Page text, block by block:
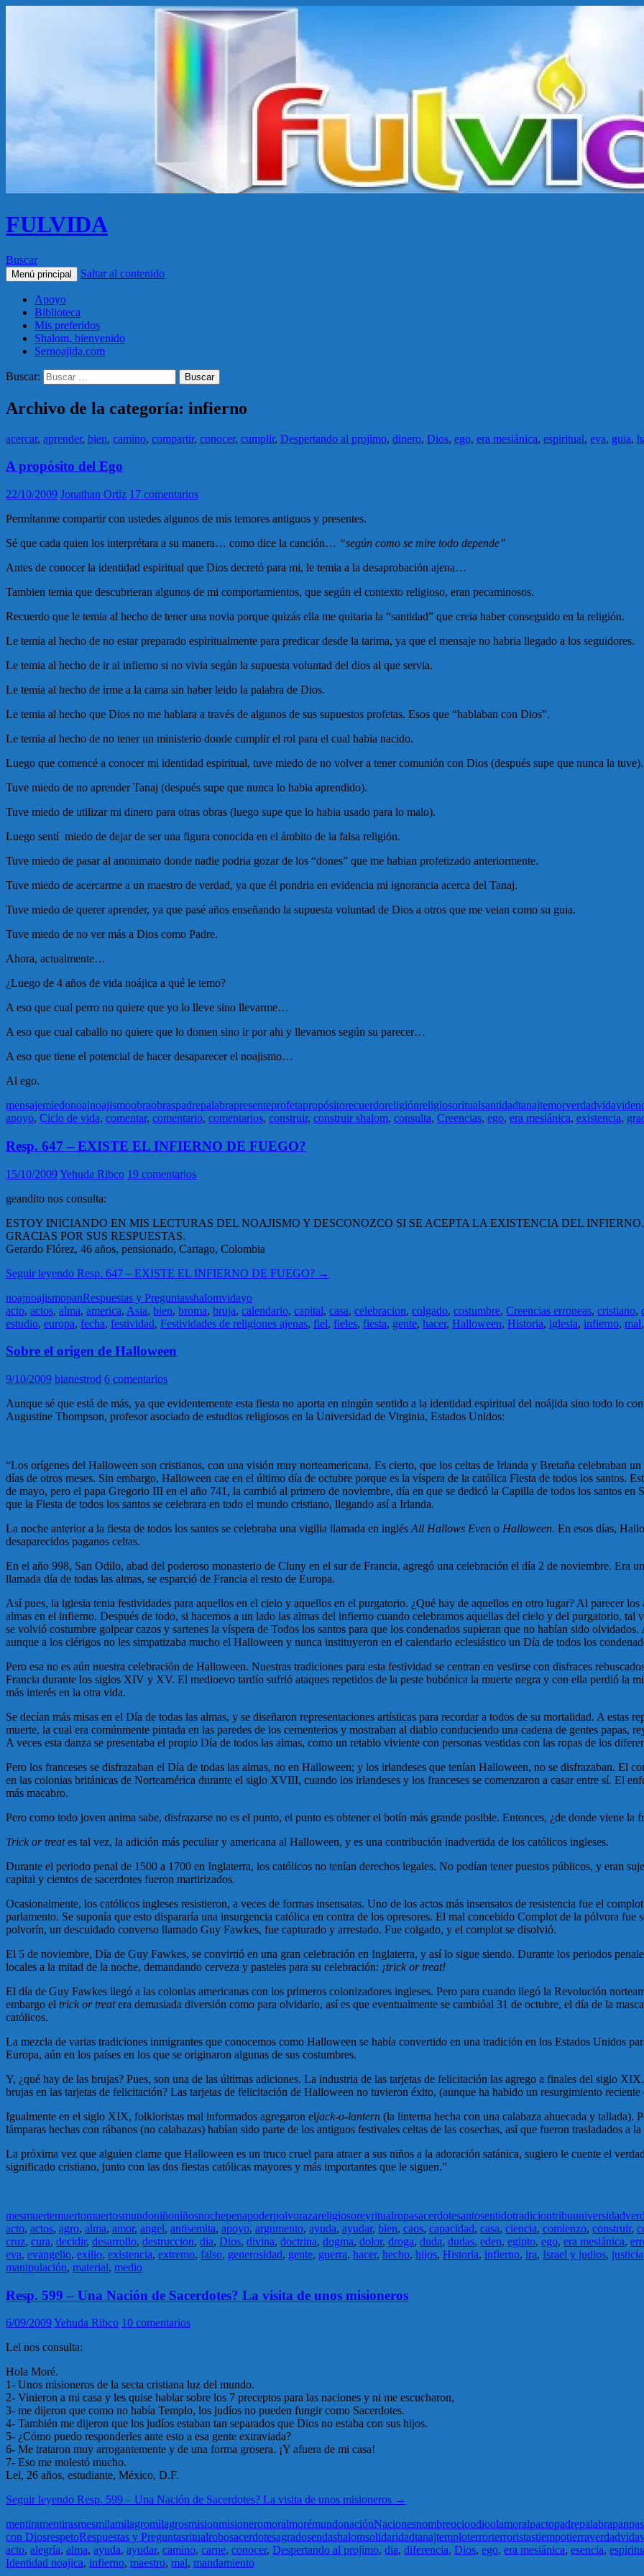
FULVIDA
Buscar
Menú principal Saltar al contenido
Apoyo
Biblioteca
Mis preferidos
Shalom, bienvenido
Sernoajida.com
Buscar:
Archivo de la categoría: infierno
acercar, aprender, bien, camino, compartir, conocer, cumplir, Despertando al projimo, dinero, Dios, ego, era mesiánica, espiritual, eva, guia,
A propósito del Ego
22/10/2009 Jonathan Ortiz 17 comentarios
Permítanme compartir con ustedes algunos de mis temores antiguos y presentes.
Sé que cada quien los interprétara a su manera… como dice la canción… “según como se mire todo depende”
Antes de conocer la identidad espiritual que Dios decretó para mi, le temia a la desaprobación ajena…
Tambien temia que descubrieran algunos de mi comportamientos, que según el contexto religioso, eran pecaminosos.
Recuerdo que le temia al hecho de tener una novia porque quizás ella me quitaria la “santidad” que creia haber conseguido en la religión.
Le temia al hecho de no estar preparado espiritualmente para predicar desde la tarima, ya que el mensaje no habria llegado a los seguidores.
Le temia al hecho de ir al infierno si no vivia según la supuesta voluntad del dios al que servia.
Le temia al hecho de irme a la cama sin haber leido la palabra de Dios.
Le temia al hecho que Dios no me hablara a través de algunos de sus supuestos profetas. Esos que “hablaban con Dios”.
Le temia al hecho de no tener un ministerio donde cumplir el rol para el cual habia nacido.
Luego que comencé a conocer mi identidad espiritual, tuve miedo de no volver a tener comunión con Dios (después supe que nunca la tuve).
Tuve miedo de no aprender Tanaj (después supe que nunca lo habia aprendido).
Tuve miedo de utilizar mi dinero para otras obras (luego supe que lo habia usado para lo malo).
Luego sentí miedo de dejar de ser una figura conocida en el ámbito de la falsa religión.
Tuve miedo de pasar al anonimato donde nadie podria gozar de los “dones” que me habian profetizado anteriormente.
Tuve miedo de acercarme a un maestro de verdad, ya que él pondria en evidencia mi ignorancia acerca del Tanaj.
Tuve miedo de querer aprender, ya que pasé años enseñando la supuesta voluntad de Dios a otros que me veian como su guia.
Tuve miedo de no ver más a Dios como Padre.
Ahora, actualmente…
¿Luego de 4 años de vida noájica a qué le temo?
A eso que cual perro no quiere que yo lo lleve sino llevarme…
A eso que cual caballo no quiere que lo domen sino ir por ahi y llevarnos según su parecer…
A eso que tiene el potencial de hacer desaparecer el noajismo…
Al ego.
mensajemiedonoajnoajismoobraobraspadrepalabrapresenteprofetapropósitorecuerdoreligiónreligiosoritualsantidadtanajtemorverdadvida
apoyo, Ciclo de vida, comentar, comentario, comentarios, construir, construir shalom, consulta, Creencias, ego, era mesiánica, existencia,
Resp. 647 – EXISTE EL INFIERNO DE FUEGO?
15/10/2009Yehuda Ribco 19 comentarios
geandito nos consulta:
ESTOY INICIANDO EN MIS LECTURAS DEL NOAJISMO Y DESCONOZCO SI SE ACEPTA LA EXISTENCIA DEL INFIERNO.
GRACIAS POR SUS RESPUESTAS.
Gerardo Flórez, 46 años, pensionado, Cartago, Colombia
Seguir leyendo Resp. 647 – EXISTE EL INFIERNO DE FUEGO? →
noajnoajismopanRespuestas y Preguntasshalomvidayo
acto, actos, alma, america, Asia, bien, broma, bruja, calendario, capital, casa, celebracion, colgado, costumbre, Creencias erroneas, cristiano,
estudio, europa, fecha, festividad, Festividades de religiones ajenas, fiel, fieles, fiesta, gente, hacer, Halloween, Historia, iglesia, infierno, mal,
Sobre el origen de Halloween
9/10/2009 blanestrod 6 comentarios
Aunque sé que está de más, ya que evidentemente esta fiesta no aporta en ningún sentido a la identidad espiritual del noájida sino todo lo
Augustine Thompson, profesor asociado de estudios religiosos en la Universidad de Virginia, Estados Unidos:
“Los orígenes del Halloween son cristianos, con una visión muy norteamericana. Es cierto, que los celtas de Irlanda y Bretaña celebraban
días de otros meses. Sin embargo, Halloween cae en el último día de octubre porque es la víspera de la católica Fiesta de todos los santos.
de mayo, pero el papa Gregorio III en el año 741, la cambió al primero de noviembre, día en que se dedicó la Capilla de todos los santos
que la Fiesta de todos los santos se celebrara en todo el mundo cristiano, llegando así a Irlanda.
La noche anterior a la fiesta de todos los santos se celebraba una vigilia llamada en inglés All Hallows Even o Halloween. En esos días,
desaparecidos paganos celtas.
En el año 998, San Odilo, abad del poderoso monasterio de Cluny en el sur de Francia, agregó una celebración el día 2 de noviembre. Era
llamada día de todas las almas, se esparció de Francia al resto de Europa.
Así pues, la iglesia tenia festividades para aquellos en el cielo y aquellos en el purgatorio. ¿Qué hay de aquellos en otro lugar? Al parecer
almas en el infierno. Después de todo, si hacemos a un lado las almas del infierno cuando celebramos aquellas del cielo y del purgatorio, tal
se volvió costumbre golpear cazos y sartenes la víspera de Todos los santos para que los condenados supieran que no habían sido
aunque a los clérigos no les simpatizaba mucho el Halloween y nunca instituyeron en el calendario eclesiástico un Día de todos los
Pero esa no es aún nuestra celebración de Halloween. Nuestras tradiciones para esta festividad se centran en vestirse con disfraces
Francia durante los siglos XIV y XV. El medioevo tardío sufrió ataques repetidos de la peste bubónica la muerte negra y con ella perdió la
más interés en la otra vida.
Se decían más misas en el Día de todas las almas, y se diseñaron representaciones artísticas para recordar a todos de su mortalidad. A estas
muerte, la cual era comúnmente pintada en las paredes de los cementerios y mostraban al diablo conduciendo una cadena de gentes papas,
A veces esta danza se presentaba el propio Día de todos las almas, como un retablo viviente con personas vestidas con las ropas de los
Pero los franceses se disfrazaban el Día de todas las almas, no en Halloween; y los irlandeses que tenían Halloween, no se disfrazaban. El
en las colonias británicas de Norteamérica durante el siglo XVIII, cuando los irlandeses y los franceses se comenzaron a casar entre sí. El
más macabro.
Pero como todo joven anima sabe, disfrazarse no es el punto, el punto es obtener el botín más grande posible. Entonces, ¿de donde viene la
Trick or treates tal vez, la adición más peculiar y americana al Halloween, y es una contribución inadvertida de los católicos ingleses.
Durante el periodo penal de 1500 a 1700 en Inglaterra, los católicos no tenían derechos legales. No podían tener puestos públicos, y eran
capital y cientos de sacerdotes fueron martirizados.
Ocasionalmente, los católicos ingleses resistieron, a veces de formas insensatas. Uno de los actos más insensatos de resistencia fue el
parlamento. Se suponía que esto dispararía una insurgencia católica en contra de los opresores. El mal concebido Complot de la pólvora
polvorín, un descuidado converso llamado Guy Fawkes, fue capturado y arrestado. Fue colgado, y el complot se disolvió.
El 5 de noviembre, Día de Guy Fawkes, se convirtió en una gran celebración en Inglaterra, y así lo sigue siendo. Durante los periodos
locales a la mitad de la noche, demandando cerveza y pasteles para su celebración: ¡trick or treat!
El día de Guy Fawkes llegó a las colonias americanas con los primeros colonizadores ingleses. Pero para cuando llegó la Revolución
embargo el trick or treatera demasiada diversión como para olvidarlo, así es que eventualmente se cambióal 31 de octubre, el día de la
católicos.
La mezcla de varias tradiciones inmigrantes que conocemos como Halloween se había convertido en una tradición en los Estados Unidos
Europa, aún en los países en los que se originaron algunas de sus costumbres.
Y, ¿qué hay de las brujas? Pues, son una de las últimas adiciones. La industria de las tarjetas de felicitación las agrego a finales del siglo
brujas en las tarjetas de felicitación? Las tarjetas de felicitación de Halloween no tuvieron éxito, (aunque ha habido un resurgimiento
Igualmente en el siglo XIX, folkloristas mal informados agregaron eljack-o-lantern (la linterna hecha con una calabaza ahuecada y tallada).
lámparas hechas con rábanos (no calabazas) habían sido parte de los antiguos festivales celtas de las cosechas, así que fueron trasladados a
La próxima vez que alguien clame que Halloween es un truco cruel para atraer a sus niños a la adoración satánica, sugiero le cuente el
significado cristiano, junto con las dos fiestas católicas mayores y más importantes que le siguen.”
mesmuertemuertomuertosmundoniñoniñosnochepenapoderpolvorazareligiosoreyritualropasacerdotesantosentidotradiciontribuuniversidad
acto, actos, agro, alma, amor, angel, antisemita, apoyo, argumento, ayuda, ayudar, bien, caos, capacidad, casa, ciencia, comienzo, construir,
cruz, cura, decidir, desarrollo, destruccion, dia, Dios, divina, doctrina, dogma, dolor, droga, duda, dudas, eden, egipto, ego, era mesiánica,
eva, evangelio, exilio, existencia, extremo, falso, generosidad, gente, guerra, hacer, hecho, hijos, Historia, infierno, ira, Israel y judios, justicia
manipulación, material, medio
Resp. 599 – Una Nación de Sacerdotes? La visita de unos misioneros
6/09/2009Yehuda Ribco 10 comentarios
Lel nos consulta:
Hola Moré.
1- Unos misioneros de la secta cristiana luz del mundo.
2- Vinieron a mi casa y les quise hablar sobre los 7 preceptos para las naciones y ni me escucharon,
3- me dijeron que como no había Templo, los judíos no pueden fungir como Sacerdotes.
4- También me dijeron que los judíos estaban tan separados que Dios no estaba con sus hijos.
5- ¿Cómo puedo responderles ante esto a esa gente extraviada?
6- Me trataron muy arrogantemente y de una forma grosera. ¡Y afuera de mi casa!
7- Eso me molestó mucho.
Lel, 26 años, estudiante, México, D.F.
Seguir leyendo Resp. 599 – Una Nación de Sacerdotes? La visita de unos misioneros →
mentiramentirasmesmilamilagromilagrosmisionmisioneromoralmorémundonaciónNacionesnombreocioodioolamoralpactopadrepalabrapan
con DiosrespetoRespuestas y Preguntasritualrobosacerdotesagradosendashalomsolidaridadtanajtemploterrorterroristastiempotierraverdadvida
acto, alegría, alma, ayuda, ayudar, camino, carne, conocer, Despertando al projimo, dia, diferencia, Dios, ego, era mesiánica, esencia,
Identidad noajica, infierno, maestro, mal, mandamiento